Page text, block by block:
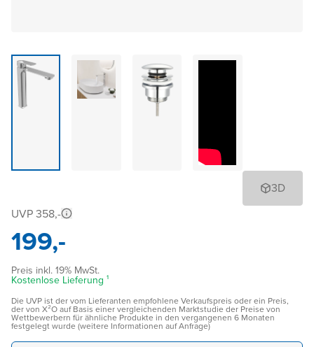
3D
UVP 358,-
199,-
Preis inkl. 19% MwSt.
Kostenlose Lieferung ¹
Die UVP ist der vom Lieferanten empfohlene Verkaufspreis oder ein Preis,
der von X²O auf Basis einer vergleichenden Marktstudie der Preise von
Wettbewerbern für ähnliche Produkte in den vergangenen 6 Monaten
festgelegt wurde (weitere Informationen auf Anfrage)